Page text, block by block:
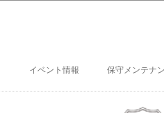
イベント情報 保守メンテナ